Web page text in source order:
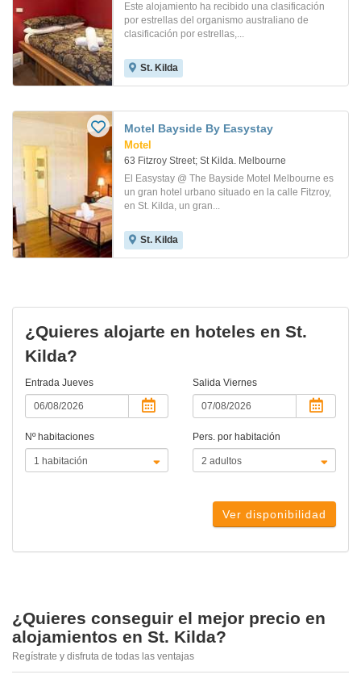
Este alojamiento ha recibido una clasificación
por estrellas del organismo australiano de
clasificación por estrellas,...
St. Kilda
Motel Bayside By Easystay
Motel
63 Fitzroy Street; St Kilda. Melbourne
El Easystay @ The Bayside Motel Melbourne es
un gran hotel urbano situado en la calle Fitzroy,
en St. Kilda, un gran...
St. Kilda
¿Quieres alojarte en hoteles en St.
Kilda?
Entrada Jueves Salida Viernes
Nº habitaciones Pers. por habitación
Ver disponibilidad
¿Quieres conseguir el mejor precio en
alojamientos en St. Kilda?
Regístrate y disfruta de todas las ventajas